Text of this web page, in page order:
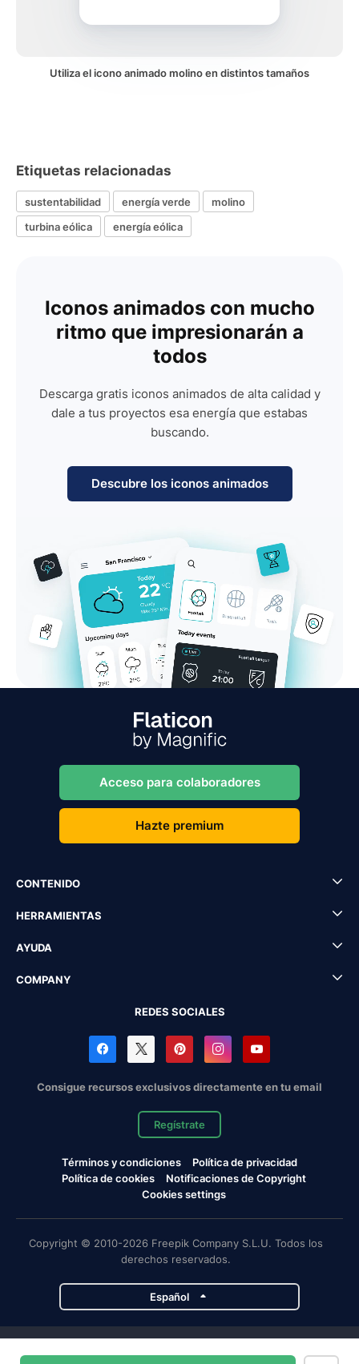
Utiliza el icono animado molino en distintos tamaños
Etiquetas relacionadas
sustentabilidad energía verde
molino
turbina eólica
energía eólica
Iconos animados con mucho
ritmo que impresionarán a
todos
Descarga gratis iconos animados de alta calidad y
dale a tus proyectos esa energía que estabas
buscando.
Descubre los iconos animados
Acceso para colaboradores
Hazte premium
CONTENIDO
HERRAMIENTAS
AYUDA
COMPANY
REDES SOCIALES
Consigue recursos exclusivos directamente en tu email
Regístrate
Términos y condiciones
Política de privacidad
Política de cookies
Notificaciones de Copyright
Cookies settings
Copyright © 2010-2026 Freepik Company S.L.U. Todos los
derechos reservados.
Español